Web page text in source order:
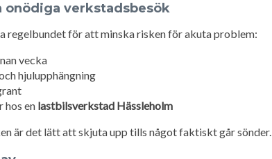
verkstadsbesök
regelbundet för att minska risken för akuta problem:
vecka
hjulupphängning
hos en lastbilsverkstad Hässleholm
är det lätt att skjuta upp tills något faktiskt går sönder.